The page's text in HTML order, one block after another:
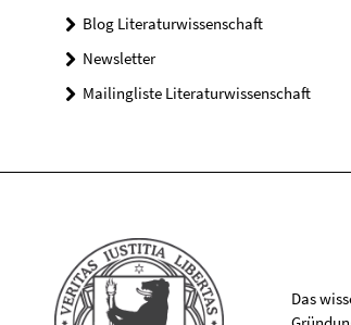
Blog Literaturwissenschaft
Newsletter
Mailingliste Literaturwissenschaft
Das